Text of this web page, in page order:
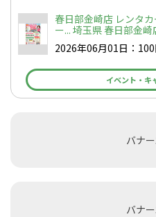
春日部金崎店 レンタ
ー... 埼玉県 春日部金崎
2026年06月01日：
イベント・キ
バナ
バナ